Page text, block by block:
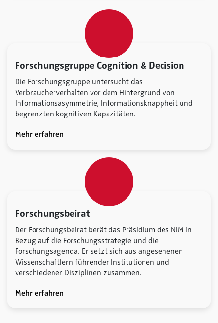
Forschungsgruppe Cognition & Decision
Die Forschungsgruppe untersucht das
Verbraucherverhalten vor dem Hintergrund von
Informationsasymmetrie, Informationsknappheit und
begrenzten kognitiven Kapazitäten.
Mehr erfahren
Forschungsbeirat
Der Forschungsbeirat berät das Präsidium des NIM in
Bezug auf die Forschungsstrategie und die
Forschungsagenda. Er setzt sich aus angesehenen
Wissenschaftlern führender Institutionen und
verschiedener Disziplinen zusammen.
Mehr erfahren